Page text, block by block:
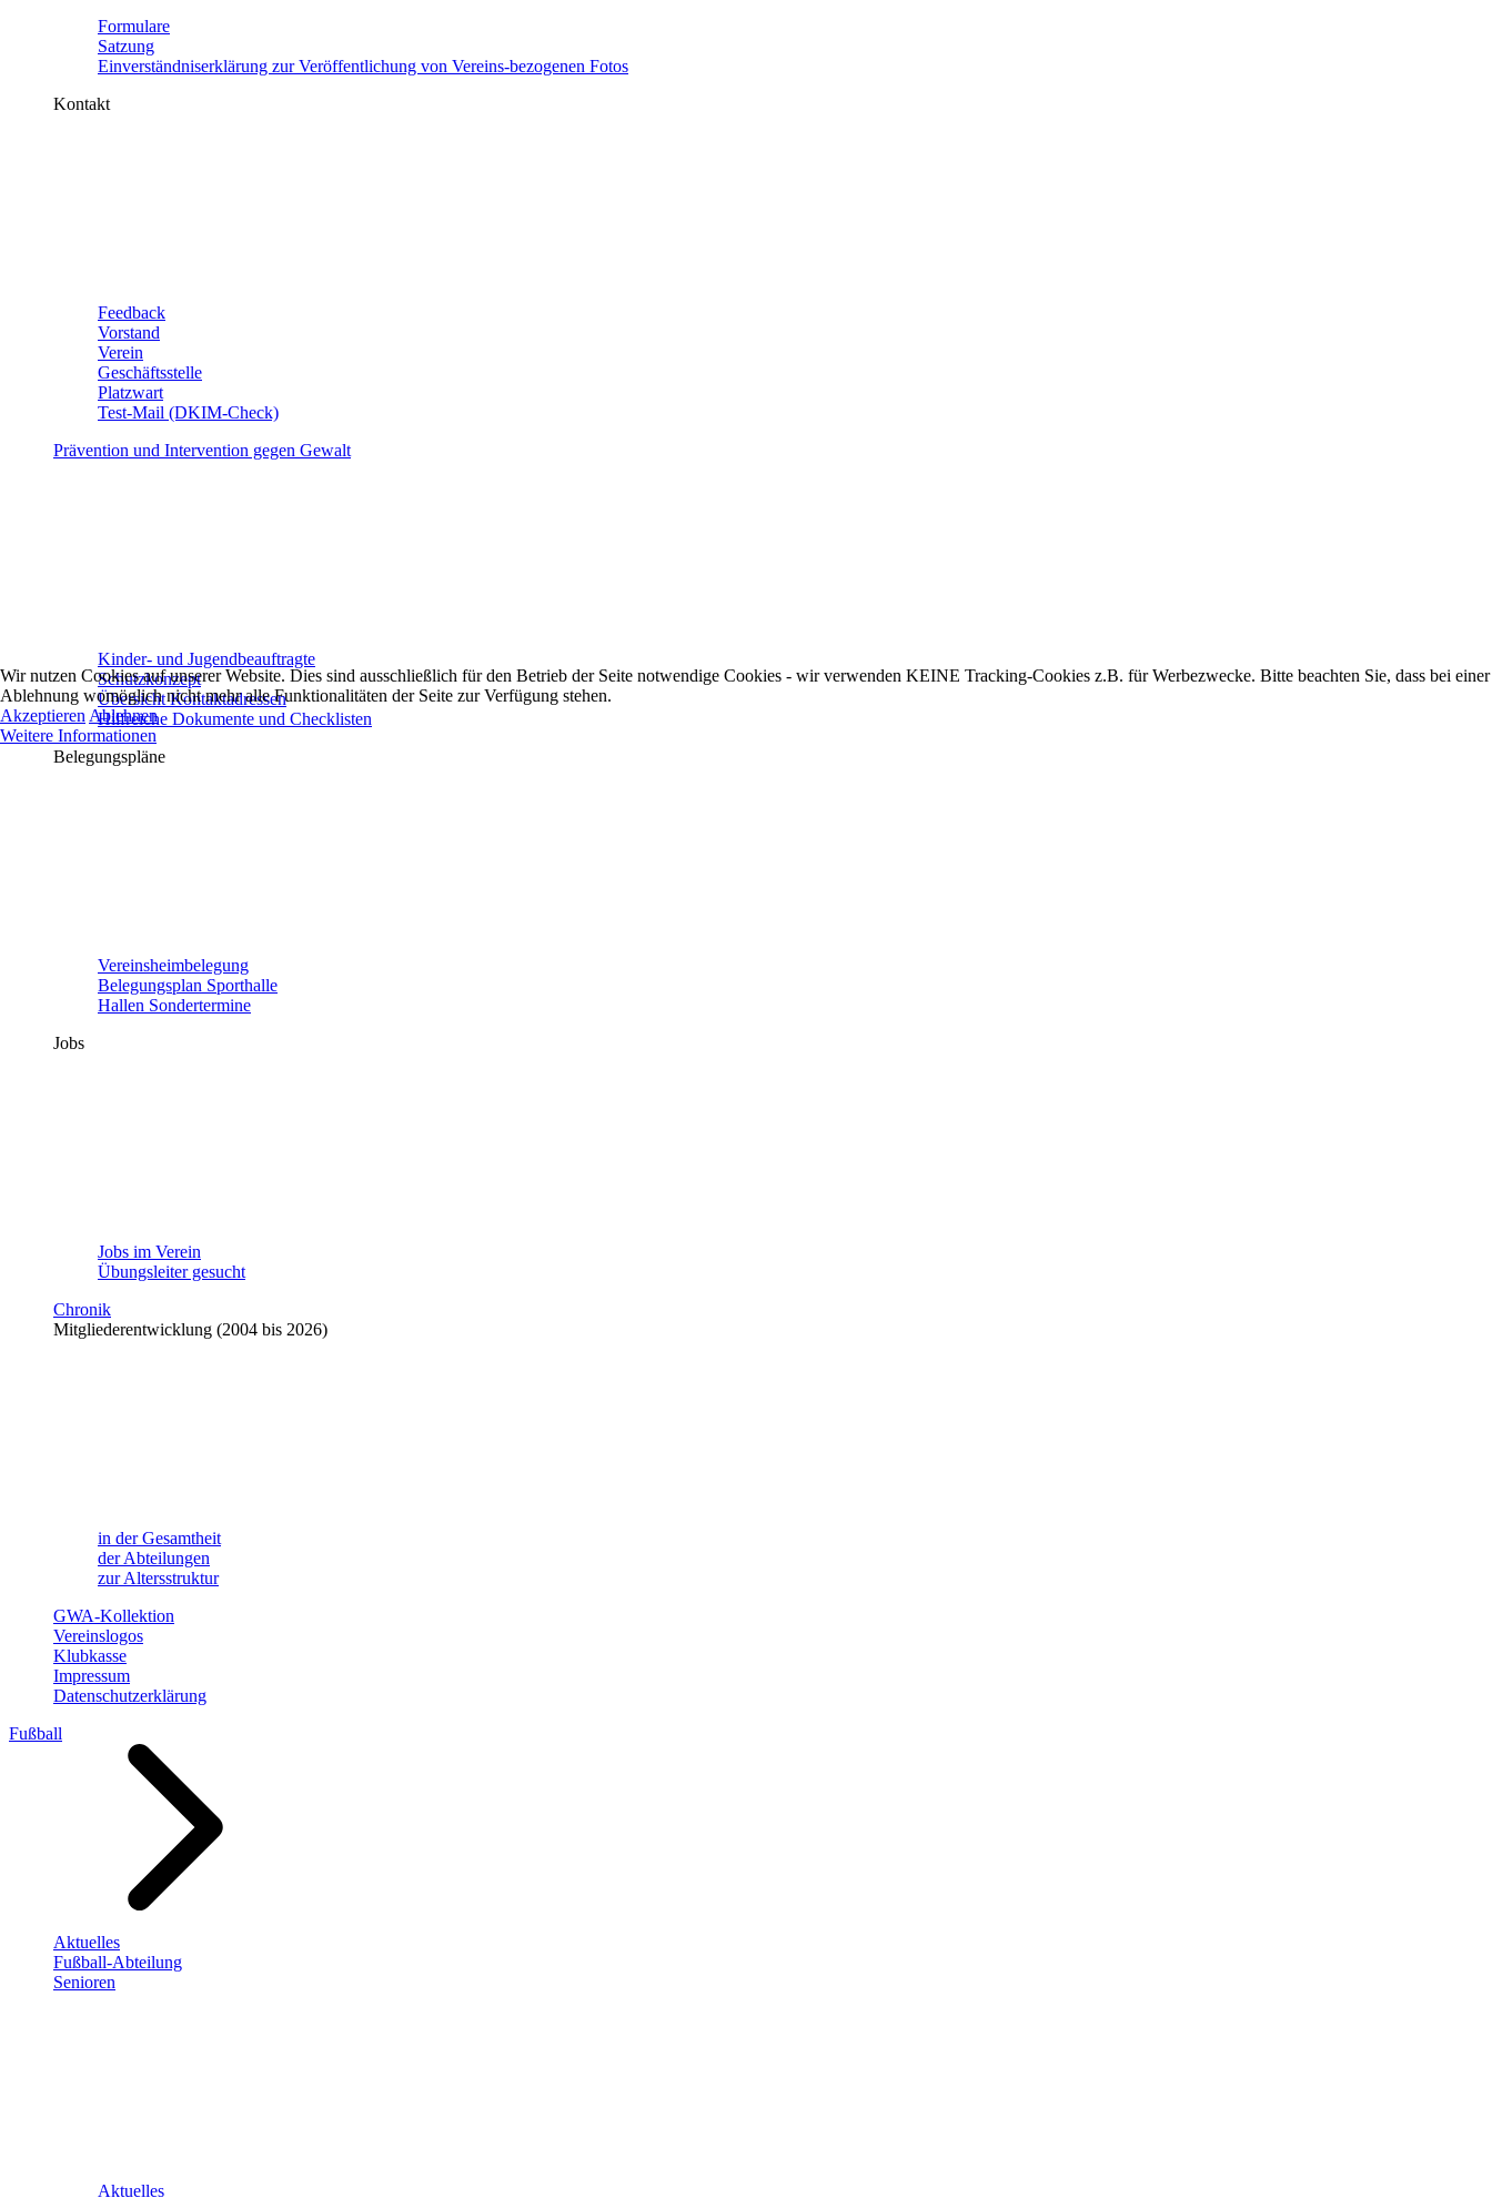
Formulare
Satzung
Einverständniserklärung zur Veröffentlichung von Vereins-bezogenen Fotos
Kontakt
Feedback
Vorstand
Verein
Geschäftsstelle
Platzwart
Test-Mail (DKIM-Check)
Prävention und Intervention gegen Gewalt
Kinder- und Jugendbeauftragte
Schutzkonzept
Übersicht Kontaktadressen
Hilfreiche Dokumente und Checklisten
Belegungspläne
Vereinsheimbelegung
Belegungsplan Sporthalle
Hallen Sondertermine
Jobs
Jobs im Verein
Übungsleiter gesucht
Chronik
Mitgliederentwicklung (2004 bis 2026)
in der Gesamtheit
der Abteilungen
zur Altersstruktur
GWA-Kollektion
Vereinslogos
Klubkasse
Impressum
Datenschutzerklärung
Fußball
Aktuelles
Fußball-Abteilung
Senioren
Aktuelles
Wir nutzen Cookies auf unserer Website. Dies sind ausschließlich für den Betrieb der Seite notwendige Cookies - wir verwenden KEINE Tracking-Cookies z.B. für Werbezwecke. Bitte beachten Sie, dass bei einer
Ablehnung womöglich nicht mehr alle Funktionalitäten der Seite zur Verfügung stehen.
Akzeptieren Ablehnen
Weitere Informationen